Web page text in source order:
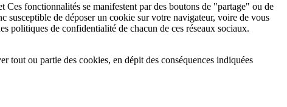
Ces fonctionnalités se manifestent par des boutons de "partage" ou de
susceptible de déposer un cookie sur votre navigateur, voire de vous
politiques de confidentialité de chacun de ces réseaux sociaux.
tout ou partie des cookies, en dépit des conséquences indiquées